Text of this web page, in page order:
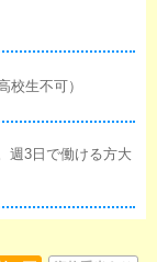
校生不可）
週3日で働ける方大